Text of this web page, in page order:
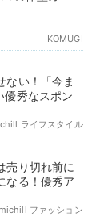
KOMUGI
ない！「今ま
秀なスポン
ライフスタイル
売り切れ前に
なる！優秀ア
michill ファッション